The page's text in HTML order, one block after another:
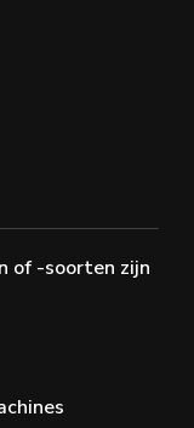
of -soorten zijn